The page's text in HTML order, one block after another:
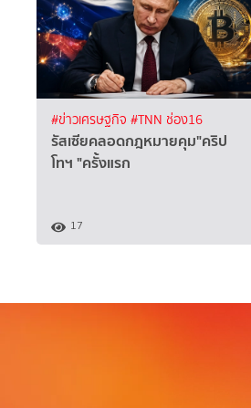
#ข่าวเศรษฐกิจ #TNN ช่อง16
รัสเซียคลอดกฎหมายคุม"คริป
โทฯ "ครั้งแรก
17